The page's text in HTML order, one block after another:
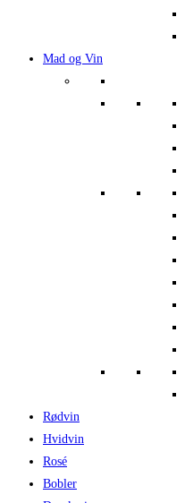
Mad og Vin
Rødvin
Hvidvin
Rosé
Bobler